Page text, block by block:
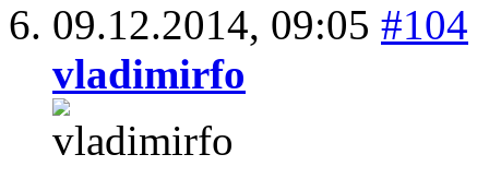
09.12.2014, 09:05 #104
vladimirfo